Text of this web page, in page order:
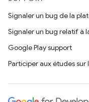
Signaler un bug de la
Signaler un bug relatif à
Google Play support
Participer aux études